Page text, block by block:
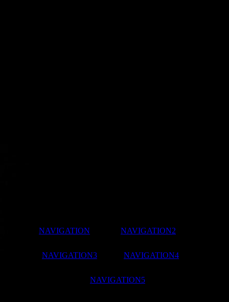
NAVIGATION NAVIGATION2
NAVIGATION3 NAVIGATION4
NAVIGATION5